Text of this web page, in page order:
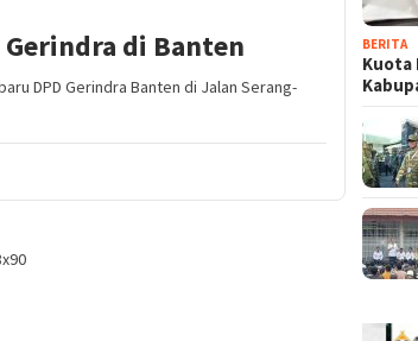
di Banten
DPD Gerindra Banten di Jalan Serang-
BERITA
Kuota